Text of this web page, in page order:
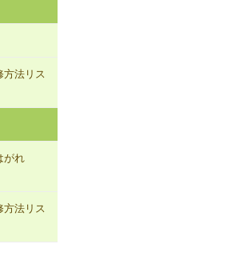
スファ
シーリン
シーリン
接続部の
変更
トラップ
い管・継
口の追加
設置
の設置
変更
建具へ
方法リス
がれ
え(コン
方法リス